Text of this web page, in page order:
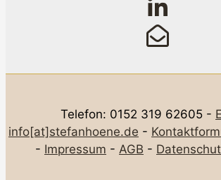
Telefon: 0152 319 62605 -
info[at]stefanhoene.de -
- Impressum - AGB -